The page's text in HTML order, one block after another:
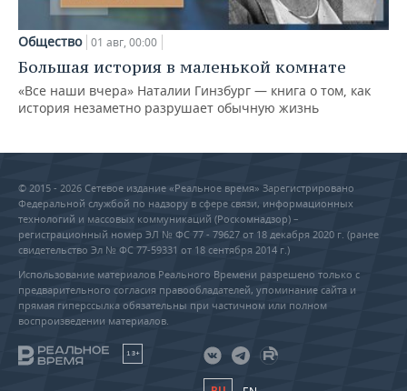
Общество 01 авг, 00:00
Большая история в маленькой комнате
«Все наши вчера» Наталии Гинзбург — книга о том, как
история незаметно разрушает обычную жизнь
© 2015 - 2026 Сетевое издание «Реальное время» Зарегистрировано
Федеральной службой по надзору в сфере связи, информационных
технологий и массовых коммуникаций (Роскомнадзор) –
регистрационный номер ЭЛ № ФС 77 - 79627 от 18 декабря 2020 г. (ранее
свидетельство Эл № ФС 77-59331 от 18 сентября 2014 г.)
Использование материалов Реального Времени разрешено только с
предварительного согласия правообладателей, упоминание сайта и
прямая гиперссылка обязательны при частичном или полном
воспроизведении материалов.
18+